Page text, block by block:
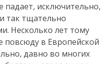
падает, исключительно,
так тщательно
Несколько лет тому
повсюду в Европейской
давно во многих